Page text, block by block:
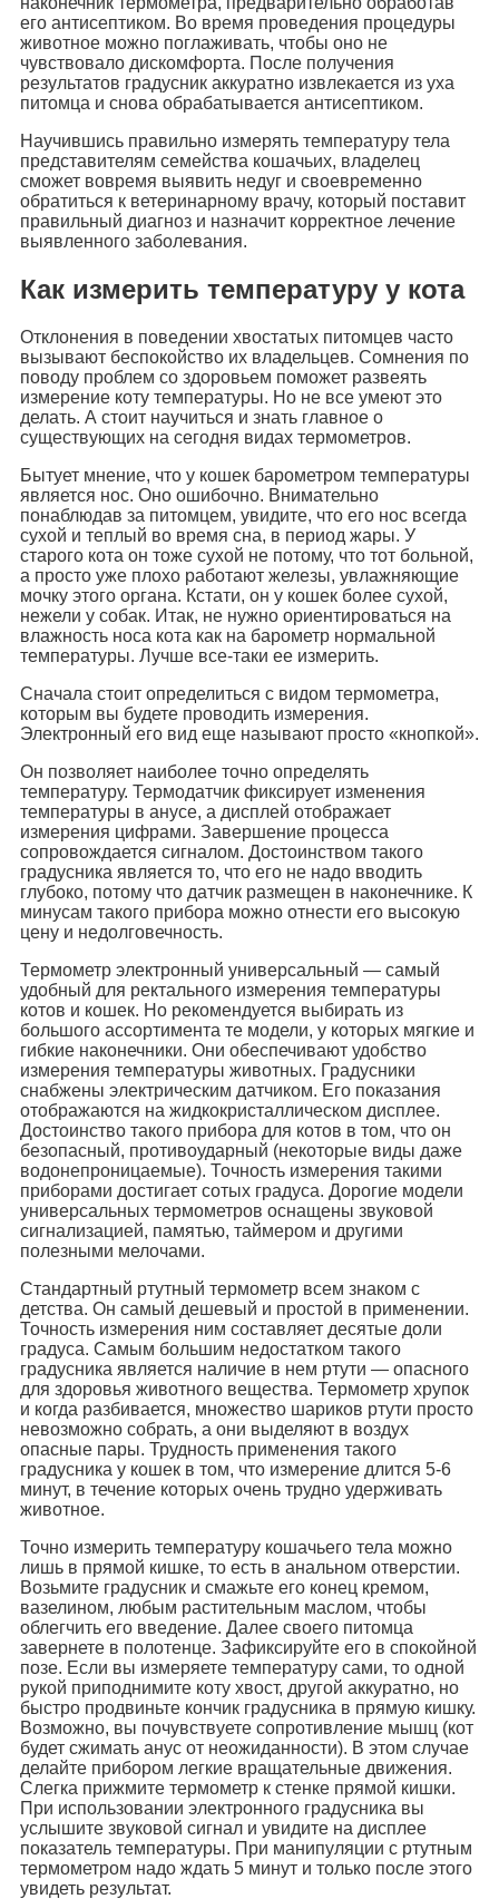
его антисептиком. Во время проведения процедуры
животное можно поглаживать, чтобы оно не
чувствовало дискомфорта. После получения
результатов градусник аккуратно извлекается из уха
питомца и снова обрабатывается антисептиком.
Научившись правильно измерять температуру тела
представителям семейства кошачьих, владелец
сможет вовремя выявить недуг и своевременно
обратиться к ветеринарному врачу, который поставит
правильный диагноз и назначит корректное лечение
выявленного заболевания.
Как измерить температуру у кота
Отклонения в поведении хвостатых питомцев часто
вызывают беспокойство их владельцев. Сомнения по
поводу проблем со здоровьем поможет развеять
измерение коту температуры. Но не все умеют это
делать. А стоит научиться и знать главное о
существующих на сегодня видах термометров.
Бытует мнение, что у кошек барометром температуры
является нос. Оно ошибочно. Внимательно
понаблюдав за питомцем, увидите, что его нос всегда
сухой и теплый во время сна, в период жары. У
старого кота он тоже сухой не потому, что тот больной,
а просто уже плохо работают железы, увлажняющие
мочку этого органа. Кстати, он у кошек более сухой,
нежели у собак. Итак, не нужно ориентироваться на
влажность носа кота как на барометр нормальной
температуры. Лучше все-таки ее измерить.
Сначала стоит определиться с видом термометра,
которым вы будете проводить измерения.
Электронный его вид еще называют просто «кнопкой».
Он позволяет наиболее точно определять
температуру. Термодатчик фиксирует изменения
температуры в анусе, а дисплей отображает
измерения цифрами. Завершение процесса
сопровождается сигналом. Достоинством такого
градусника является то, что его не надо вводить
глубоко, потому что датчик размещен в наконечнике. К
минусам такого прибора можно отнести его высокую
цену и недолговечность.
Термометр электронный универсальный — самый
удобный для ректального измерения температуры
котов и кошек. Но рекомендуется выбирать из
большого ассортимента те модели, у которых мягкие и
гибкие наконечники. Они обеспечивают удобство
измерения температуры животных. Градусники
снабжены электрическим датчиком. Его показания
отображаются на жидкокристаллическом дисплее.
Достоинство такого прибора для котов в том, что он
безопасный, противоударный (некоторые виды даже
водонепроницаемые). Точность измерения такими
приборами достигает сотых градуса. Дорогие модели
универсальных термометров оснащены звуковой
сигнализацией, памятью, таймером и другими
полезными мелочами.
Стандартный ртутный термометр всем знаком с
детства. Он самый дешевый и простой в применении.
Точность измерения ним составляет десятые доли
градуса. Самым большим недостатком такого
градусника является наличие в нем ртути — опасного
для здоровья животного вещества. Термометр хрупок
и когда разбивается, множество шариков ртути просто
невозможно собрать, а они выделяют в воздух
опасные пары. Трудность применения такого
градусника у кошек в том, что измерение длится 5-6
минут, в течение которых очень трудно удерживать
животное.
Точно измерить температуру кошачьего тела можно
лишь в прямой кишке, то есть в анальном отверстии.
Возьмите градусник и смажьте его конец кремом,
вазелином, любым растительным маслом, чтобы
облегчить его введение. Далее своего питомца
завернете в полотенце. Зафиксируйте его в спокойной
позе. Если вы измеряете температуру сами, то одной
рукой приподнимите коту хвост, другой аккуратно, но
быстро продвиньте кончик градусника в прямую кишку.
Возможно, вы почувствуете сопротивление мышц (кот
будет сжимать анус от неожиданности). В этом случае
делайте прибором легкие вращательные движения.
Слегка прижмите термометр к стенке прямой кишки.
При использовании электронного градусника вы
услышите звуковой сигнал и увидите на дисплее
показатель температуры. При манипуляции с ртутным
термометром надо ждать 5 минут и только после этого
увидеть результат.